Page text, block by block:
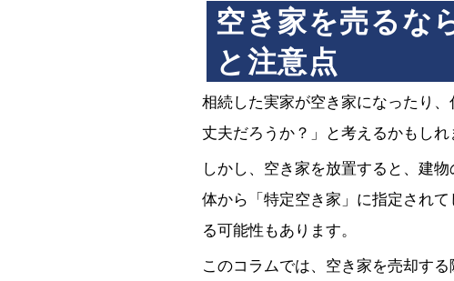
空き家を売るな
と注意点
相続した実家が空き家になったり
丈夫だろうか？」と考えるかもしれ
しかし、空き家を放置すると、建
体から「特定空き家」に指定され
る可能性もあります。
このコラムでは、空き家を売却す